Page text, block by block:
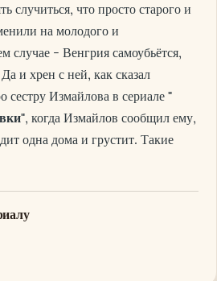
случиться, что просто старого и
на молодого и
случае - Венгрия самоубьётся,
и хрен с ней, как сказал
сестру Измайлова в сериале "
, когда Измайлов сообщил ему,
одна дома и грустит. Такие